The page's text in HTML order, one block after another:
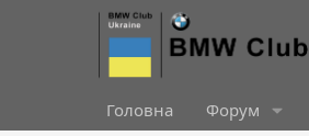
Головна Форум